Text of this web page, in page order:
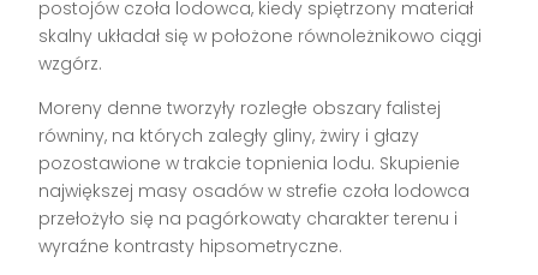
postojów czoła lodowca, kiedy spiętrzony materiał
skalny układał się w położone równoleżnikowo ciągi
wzgórz.
Moreny denne tworzyły rozległe obszary falistej
równiny, na których zaległy gliny, żwiry i głazy
pozostawione w trakcie topnienia lodu. Skupienie
największej masy osadów w strefie czoła lodowca
przełożyło się na pagórkowaty charakter terenu i
wyraźne kontrasty hipsometryczne.